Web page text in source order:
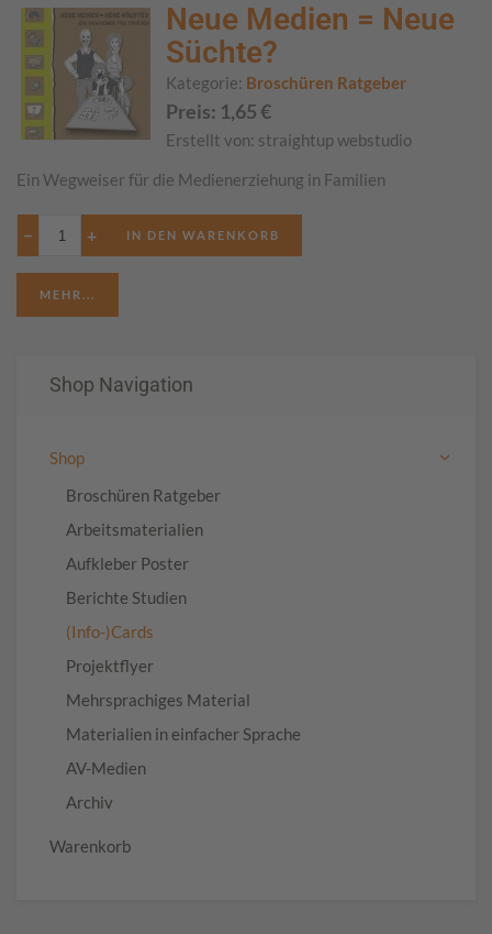
Neue Medien = Neue
Süchte?
Kategorie: Broschüren Ratgeber
Preis: 1,65€
Erstellt von: straightup webstudio
Ein Wegweiser für die Medienerziehung in Familien
− +
MEHR...
Shop Navigation
Shop
Broschüren Ratgeber
Arbeitsmaterialien
Aufkleber Poster
Berichte Studien
(Info-)Cards
Projektflyer
Mehrsprachiges Material
Materialien in einfacher Sprache
AV-Medien
Archiv
Warenkorb